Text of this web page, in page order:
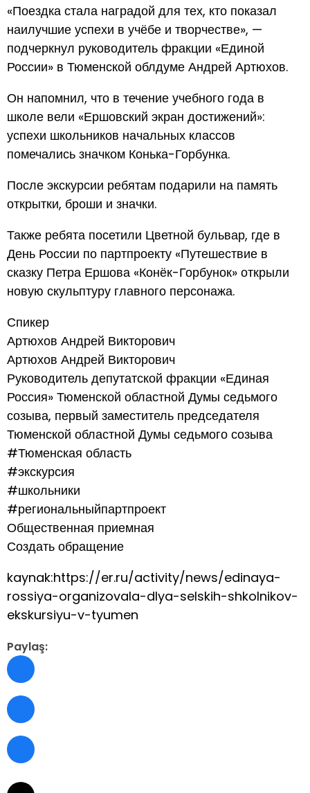
«Поездка стала наградой для тех, кто показал
наилучшие успехи в учёбе и творчестве», —
подчеркнул руководитель фракции «Единой
России» в Тюменской облдуме Андрей Артюхов.
Он напомнил, что в течение учебного года в
школе вели «Ершовский экран достижений»:
успехи школьников начальных классов
помечались значком Конька-Горбунка.
После экскурсии ребятам подарили на память
открытки, броши и значки.
Также ребята посетили Цветной бульвар, где в
День России по партпроекту «Путешествие в
сказку Петра Ершова «Конёк-Горбунок» открыли
новую скульптуру главного персонажа.
Спикер
Артюхов Андрей Викторович
Артюхов Андрей Викторович
Руководитель депутатской фракции «Единая
Россия» Тюменской областной Думы седьмого
созыва, первый заместитель председателя
Тюменской областной Думы седьмого созыва
#Тюменская область
#экскурсия
#школьники
#региональныйпартпроект
Общественная приемная
Создать обращение
kaynak:https://er.ru/activity/news/edinaya-
rossiya-organizovala-dlya-selskih-shkolnikov-
ekskursiyu-v-tyumen
Paylaş: